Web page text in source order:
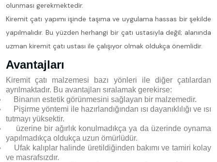
olunması gerekmektedir.
Kiremit çatı yapımı işinde taşıma ve uygulama hassas bir şekilde
yapılmalıdır. Bu yüzden herhangi bir çatı ustasıyla değil; alanında
uzman kiremit çatı ustası ile çalışıyor olmak oldukça önemlidir.
Avantajları
Kiremit çatı malzemesi bazı yönleri ile diğer çatılardan
ayrılmaktadır. Bu avantajları sıralamak gerekirse:
Binanın estetik görünmesini sağlayan bir malzemedir.
Pişirme yöntemi ile hazırlandığından ısı dayanıklılığı ve ısı
tutmayı yüksektir.
üzerine bir ağırlık konulmadıkça ya da üzerinde oynama
yapılmadıkça oldukça uzun ömürlüdür.
Ufak kalıplar halinde üretildiğinden bakımı ve tamiri kolay
ve masrafsızdır.